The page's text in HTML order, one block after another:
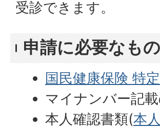
受診できます。
申請に必要なもの
国民健康保険 特
マイナンバー記
本人確認書類(本